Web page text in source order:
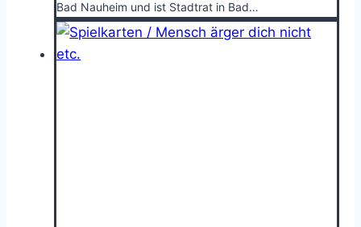
Bad Nauheim und ist Stadtrat in Bad…